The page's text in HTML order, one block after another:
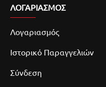
ΛΟΓΑΡΙΑΣΜΌΣ
Λογαριασμός
Ιστορικό Παραγγελιών
Σύνδεση